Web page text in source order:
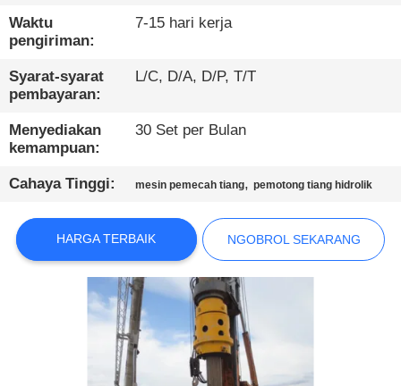
HUBUNGI
NGOBROL
SEKARANG
NEWS
SITEMAP
KEBIJAKAN
Waktu
pengiriman:
7-15 hari kerja
Syarat-syarat
pembayaran:
L/C, D/A, D/P, T/T
Menyediakan
kemampuan:
30 Set per Bulan
Cahaya Tinggi: mesin pemecah tiang,pemotong tiang hidrolik
HARGA TERBAIK NGOBROL SEKARANG